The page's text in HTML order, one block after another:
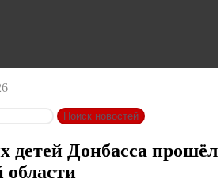
Поиск новостей
детей Донбасса прошёл
области